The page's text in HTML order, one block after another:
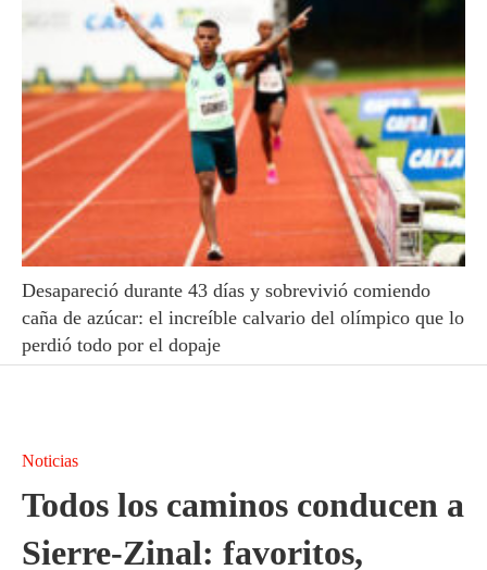
Desapareció durante 43 días y sobrevivió comiendo
caña de azúcar: el increíble calvario del olímpico que lo
perdió todo por el dopaje